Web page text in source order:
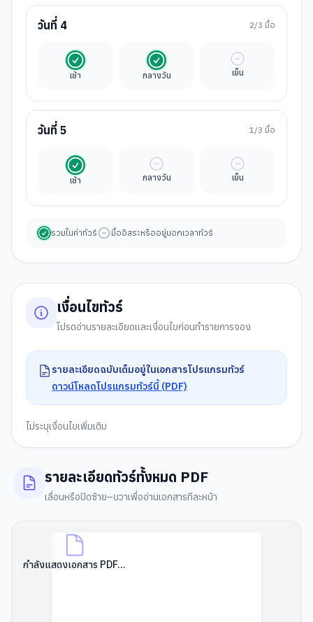
วันที่ 4 2/3 มื้อ
เช้า
รวมในค่าทัวร์
กลางวัน
รวมในค่าทัวร์
เย็น
มื้ออิสระ
วันที่ 5 1/3 มื้อ
เช้า
รวมในค่าทัวร์
กลางวัน
มื้ออิสระ
เย็น
มื้ออิสระ
รวมในค่าทัวร์ มื้ออิสระหรืออยู่นอกเวลาทัวร์
เงื่อนไขทัวร์
โปรดอ่านรายละเอียดและเงื่อนไขก่อนทำรายการจอง
รายละเอียดฉบับเต็มอยู่ในเอกสารโปรแกรมทัวร์
ดาวน์โหลดโปรแกรมทัวร์นี้ (PDF)
ไม่ระบุเงื่อนไขเพิ่มเติม
รายละเอียดทัวร์ทั้งหมด PDF
เลื่อนหรือปัดซ้าย–ขวาเพื่ออ่านเอกสารทีละหน้า
กำลังแสดงเอกสาร PDF...